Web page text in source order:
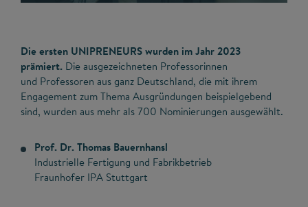
Die ersten UNIPRENEURS wurden im Jahr 2023
prämiert. Die ausgezeichneten Professorinnen
und Professoren aus ganz Deutschland, die mit ihrem
Engagement zum Thema Ausgründungen beispielgebend
sind, wurden aus mehr als 700 Nominierungen ausgewählt.
Prof. Dr. Thomas Bauernhansl
Industrielle Fertigung und Fabrikbetrieb
Fraunhofer IPA Stuttgart